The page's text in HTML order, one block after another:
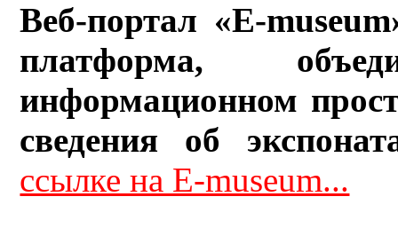
Веб-портал «E-
платформа,
информационном
сведения об
ссылке на E-museum...